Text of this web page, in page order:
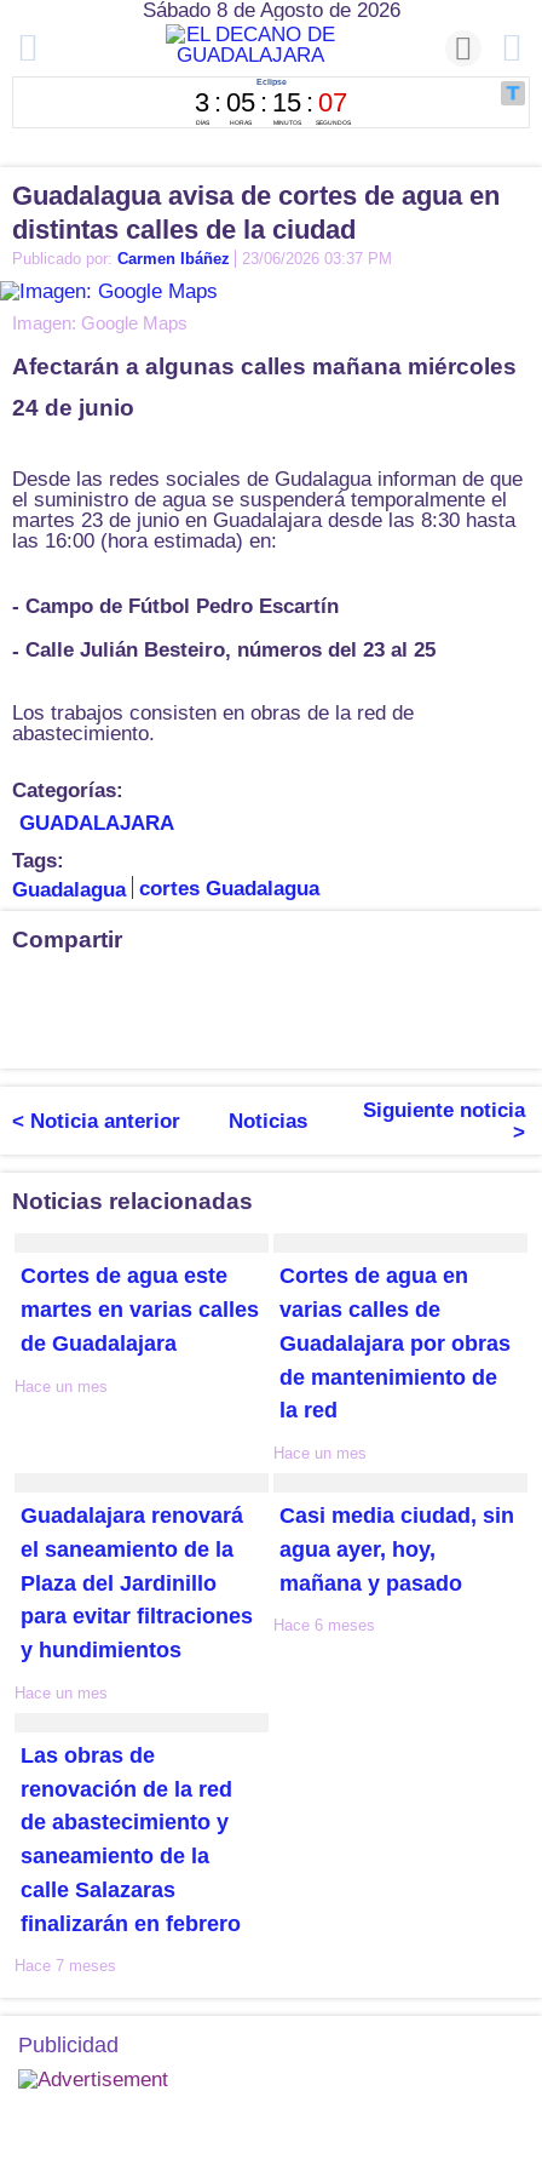
Sábado 8 de Agosto de 2026
Guadalagua avisa de cortes de agua en
distintas calles de la ciudad
Publicado por: Carmen Ibáñez 23/06/2026 03:37 PM
Imagen: Google Maps
Afectarán a algunas calles mañana miércoles
24 de junio
Desde las redes sociales de Gudalagua informan de que
el suministro de agua se suspenderá temporalmente el
martes 23 de junio en Guadalajara desde las 8:30 hasta
las 16:00 (hora estimada) en:
- Campo de Fútbol Pedro Escartín
- Calle Julián Besteiro, números del 23 al 25
Los trabajos consisten en obras de la red de
abastecimiento.
Categorías:
GUADALAJARA
Tags:
Guadalagua cortes Guadalagua
Compartir
< Noticia anterior Noticias
Siguiente noticia
>
Noticias relacionadas
Cortes de agua este
martes en varias calles
de Guadalajara
Hace un mes
Cortes de agua en
varias calles de
Guadalajara por obras
de mantenimiento de
la red
Hace un mes
Guadalajara renovará
el saneamiento de la
Plaza del Jardinillo
para evitar filtraciones
y hundimientos
Hace un mes
Casi media ciudad, sin
agua ayer, hoy,
mañana y pasado
Hace 6 meses
Las obras de
renovación de la red
de abastecimiento y
saneamiento de la
calle Salazaras
finalizarán en febrero
Hace 7 meses
Publicidad